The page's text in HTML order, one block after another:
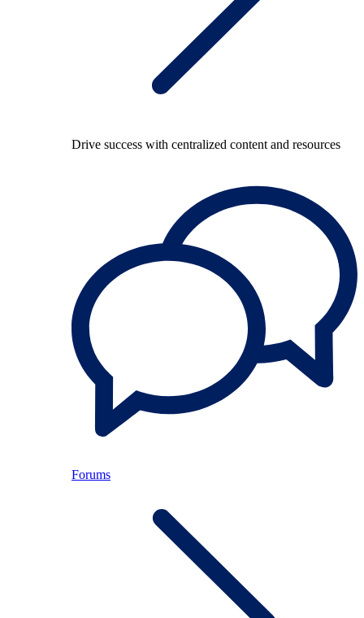
Drive success with centralized content and resources
Forums